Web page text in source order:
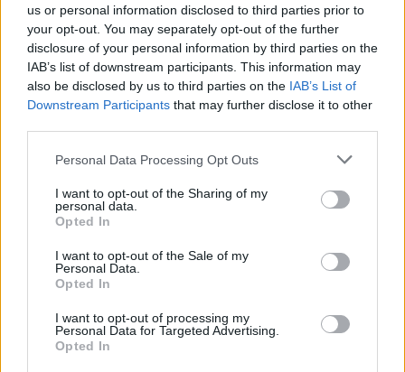
us or personal information disclosed to third parties prior to
your opt-out. You may separately opt-out of the further
disclosure of your personal information by third parties on the
IAB’s list of downstream participants. This information may
also be disclosed by us to third parties on the IAB’s List of
Downstream Participants that may further disclose it to other
Please note that this website/app uses one or more Google
not limited to your visit or usage behaviour. You may click to
grant or deny consent to Google and its third-party tags to
use your data for below specified purposes in below Google
consent section.
Personal Data Processing Opt Outs
I want to opt-out of the Sharing of my
personal data.
Opted In
I want to opt-out of the Sale of my
Personal Data.
Opted In
I want to opt-out of processing my
Personal Data for Targeted Advertising.
Opted In
Κοινοποιήστε